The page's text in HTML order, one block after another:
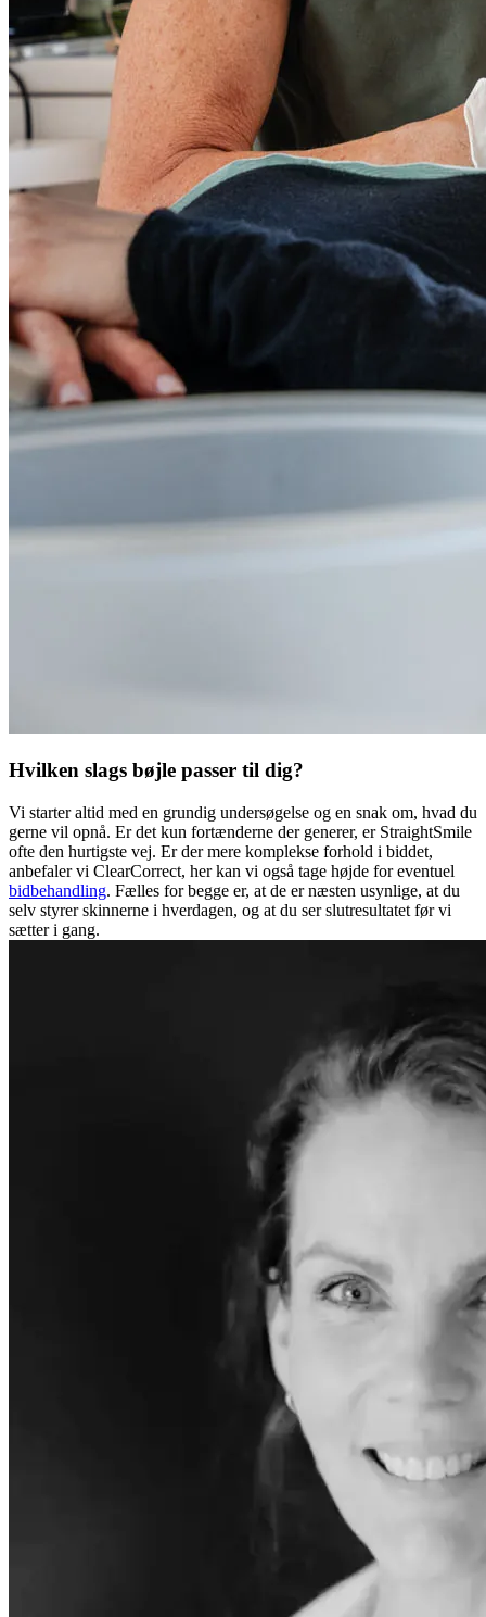
Hvilken slags bøjle passer til dig?
Vi starter altid med en grundig undersøgelse og en snak om, hvad du
gerne vil opnå. Er det kun fortænderne der generer, er StraightSmile
ofte den hurtigste vej. Er der mere komplekse forhold i biddet,
anbefaler vi ClearCorrect, her kan vi også tage højde for eventuel
bidbehandling. Fælles for begge er, at de er næsten usynlige, at du
selv styrer skinnerne i hverdagen, og at du ser slutresultatet før vi
sætter i gang.